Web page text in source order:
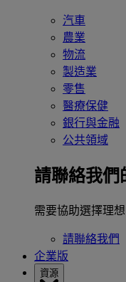
汽車
農業
物流
製造業
零售
醫療保健
銀行與金融
公共領域
請聯絡我們
需要協助選擇理
請聯絡我們
企業版
資源